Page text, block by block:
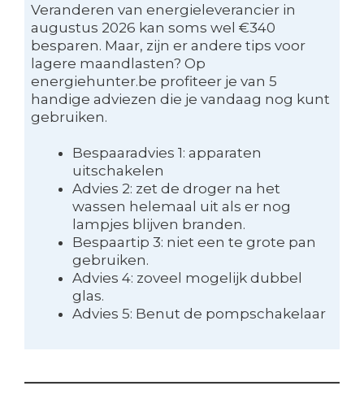
Veranderen van energieleverancier in
augustus 2026 kan soms wel €340
besparen. Maar, zijn er andere tips voor
lagere maandlasten? Op
energiehunter.be profiteer je van 5
handige adviezen die je vandaag nog kunt
gebruiken.
Bespaaradvies 1: apparaten
uitschakelen
Advies 2: zet de droger na het
wassen helemaal uit als er nog
lampjes blijven branden.
Bespaartip 3: niet een te grote pan
gebruiken.
Advies 4: zoveel mogelijk dubbel
glas.
Advies 5: Benut de pompschakelaar